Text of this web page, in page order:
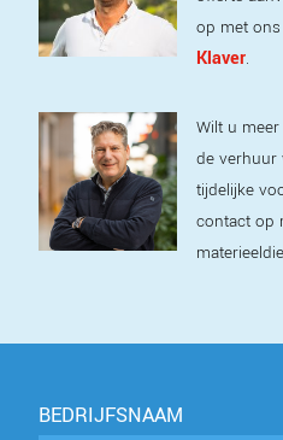
op met
Klaver.
Wilt u
de verhuur
tijdelijke
contact op
BEDRIJFSNAAM